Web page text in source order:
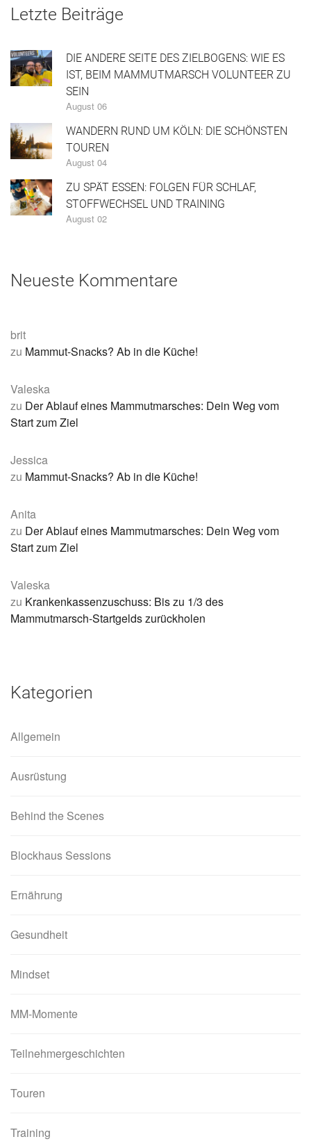
Letzte Beiträge
DIE ANDERE SEITE DES ZIELBOGENS: WIE ES
IST, BEIM MAMMUTMARSCH VOLUNTEER ZU
SEIN
August 06
WANDERN RUND UM KÖLN: DIE SCHÖNSTEN
TOUREN
August 04
ZU SPÄT ESSEN: FOLGEN FÜR SCHLAF,
STOFFWECHSEL UND TRAINING
August 02
Neueste Kommentare
brit
zu Mammut-Snacks? Ab in die Küche!
Valeska
zu Der Ablauf eines Mammutmarsches: Dein Weg vom
Start zum Ziel
Jessica
zu Mammut-Snacks? Ab in die Küche!
Anita
zu Der Ablauf eines Mammutmarsches: Dein Weg vom
Start zum Ziel
Valeska
zu Krankenkassenzuschuss: Bis zu 1/3 des
Mammutmarsch-Startgelds zurückholen
Kategorien
Allgemein
Ausrüstung
Behind the Scenes
Blockhaus Sessions
Ernährung
Gesundheit
Mindset
MM-Momente
Teilnehmergeschichten
Touren
Training